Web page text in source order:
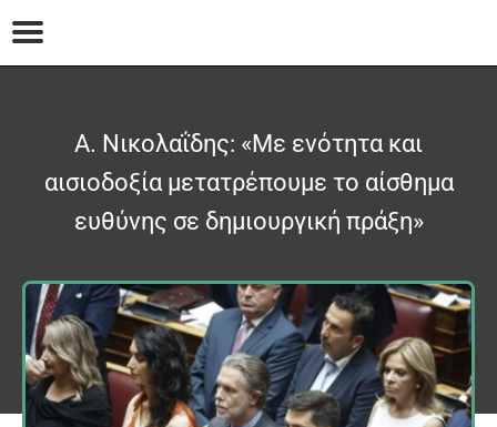
Α. Νικολαΐδης: «Με ενότητα και
αισιοδοξία μετατρέπουμε το αίσθημα
ευθύνης σε δημιουργική πράξη»